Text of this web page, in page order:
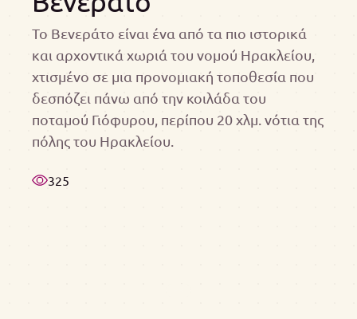
Το Βενεράτο είναι ένα από τα πιο ιστορικά
και αρχοντικά χωριά του νομού Ηρακλείου,
χτισμένο σε μια προνομιακή τοποθεσία που
δεσπόζει πάνω από την κοιλάδα του
ποταμού Γιόφυρου, περίπου 20 χλμ. νότια της
πόλης του Ηρακλείου.
325